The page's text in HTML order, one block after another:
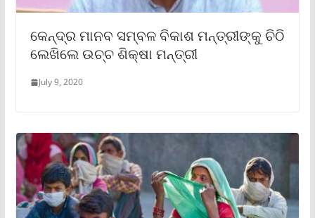
କେନ୍ଦ୍ର ମାନବ ସମ୍ବଳ ବିକାଶ ମନ୍ତ୍ରୀଙ୍କୁ ଚିଠି
ଲେଖିଲେ ଉଚ୍ଚ ଶିକ୍ଷା ମନ୍ତ୍ରୀ
July 9, 2020